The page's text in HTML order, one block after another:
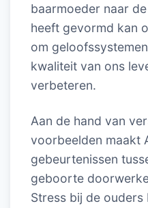
baarmoeder naar
heeft gevormd kan
om
kwaliteit van ons
verbeteren.
Aan de hand van
voorbeelden maakt
gebeurtenissen
geboorte
Stress bij de